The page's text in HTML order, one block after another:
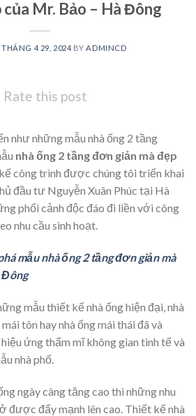
của Mr. Bảo – Hà Đông
THÁNG 4 29, 2024 BYADMINCD
Rate this post
như những mẫu nhà ống 2 tầng
nhà ống 2 tầng đơn giản mà đẹp
công trình được chúng tôi triển khai
đầu tư Nguyễn Xuân Phúc tại Hà
phối cảnh độc đáo đi liền với công
nhu cầu sinh hoạt.
mẫu nhà ống 2 tầng đơn giản mà
Đông
mẫu thiết kế nhà ống hiện đại, nhà
tôn hay nhà ống mái thái đã và
ứng thẩm mĩ không gian tinh tế và
nhà phố.
ngày càng tăng cao thì những nhu
được đẩy mạnh lên cao. Thiết kế nhà